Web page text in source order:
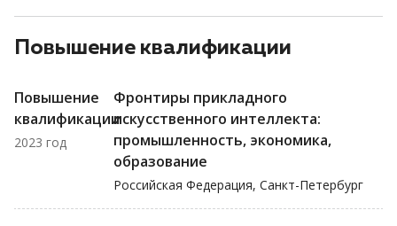
Повышение квалификации
Повышение
квалификации
2023 год
Фронтиры прикладного
искусственного интеллекта:
промышленность, экономика,
образование
Российская Федерация, Санкт-Петербург